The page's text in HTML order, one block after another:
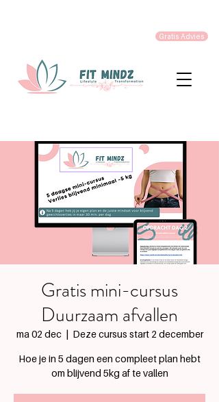
Gratis Advies
Gratis mini-cursus
Duurzaam afvallen
ma 02 dec
  |
Deze cursus start 2 december
Hoe je in 5 dagen een compleet plan hebt
om blijvend 5kg af te vallen